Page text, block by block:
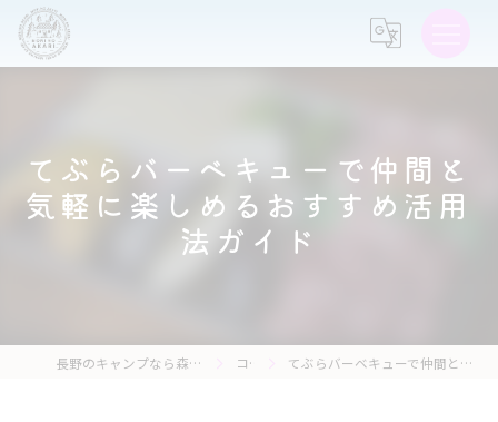
てぶらバーベキューで仲間と
気軽に楽しめるおすすめ活用
法ガイド
長野のキャンプなら森の灯キャンプ場・茶亭 森の灯 コラム てぶらバーベキューで仲間と気軽に楽しめるおすすめ活用法ガイド